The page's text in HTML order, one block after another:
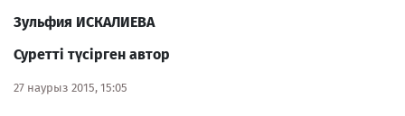
Зульфия ИСКАЛИЕВА
Суретті түсірген автор
27 наурыз 2015, 15:05